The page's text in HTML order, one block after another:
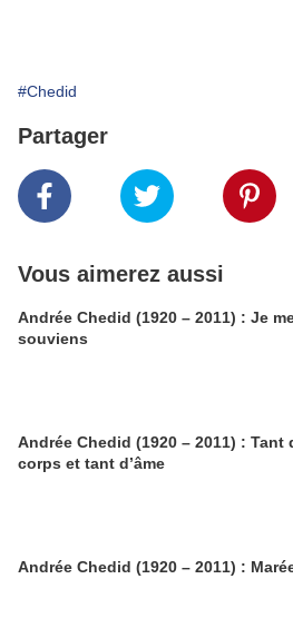
#Chedid
Partager
Vous aimerez aussi
Andrée Chedid (1920 – 2011) : Je
souviens
Andrée Chedid (1920 – 2011) : Tant
corps et tant d’âme
Andrée Chedid (1920 – 2011) :